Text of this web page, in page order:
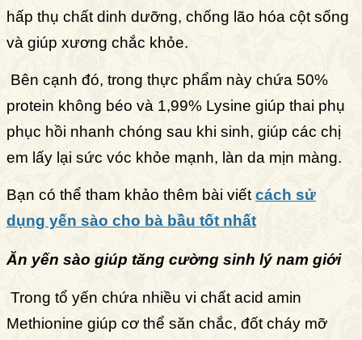
hấp thụ chất dinh dưỡng, chống lão hóa cột sống
và giúp xương chắc khỏe.
Bên cạnh đó, trong thực phẩm này chứa 50%
protein không béo và 1,99% Lysine giúp thai phụ
phục hồi nhanh chóng sau khi sinh, giúp các chị
em lấy lại sức vóc khỏe mạnh, làn da mịn màng.
Bạn có thể tham khảo thêm bài viếtcách sử
dụng yến sào cho bà bầu tốt nhất
Ăn yến sào giúp tăng cường sinh lý nam giới
Trong tổ yến chứa nhiều vi chất acid amin
Methionine giúp cơ thể săn chắc, đốt cháy mỡ